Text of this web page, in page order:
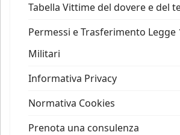
Tabella Vittime del dovere e del
Permessi e Trasferimento Legge
Militari
Informativa Privacy
Normativa Cookies
Prenota una consulenza